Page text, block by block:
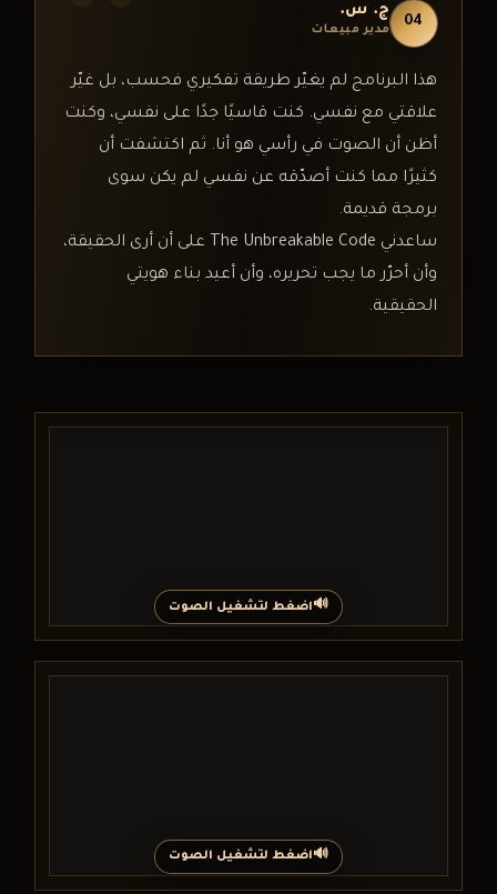
04
ج. س.
مدير مبيعات
هذا البرنامج لم يغيّر طريقة تفكيري فحسب، بل غيّر
علاقتي مع نفسي. كنت قاسيًا جدًا على نفسي، وكنت
أظن أن الصوت في رأسي هو أنا. ثم اكتشفت أن
كثيرًا مما كنت أصدّقه عن نفسي لم يكن سوى
برمجة قديمة.
ساعدني The Unbreakable Code على أن أرى الحقيقة،
وأن أحرّر ما يجب تحريره، وأن أعيد بناء هويتي
الحقيقية.
اضغط لتشغيل الصوت
اضغط لتشغيل الصوت